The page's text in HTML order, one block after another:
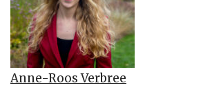
Anne-Roos Verbree